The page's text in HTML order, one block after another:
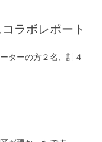
ラボレポート
ターの方２名、計４